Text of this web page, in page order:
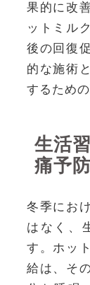
果的に改
ットミル
後の回復
的な施術
するため
生活
痛予
冬季にお
はなく、
す。ホッ
給は、そ